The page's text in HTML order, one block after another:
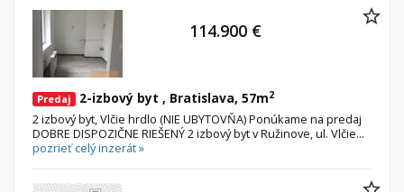
Predaj 2-izbový byt , Bratislava, 57m2
2 izbový byt, Vlčie hrdlo (NIE UBYTOVŇA) Ponúkame na predaj
DOBRE DISPOZIČNE RIEŠENÝ 2 izbový byt v Ružinove, ul. Vlčie...
pozrieť celý inzerát »
114.900 €